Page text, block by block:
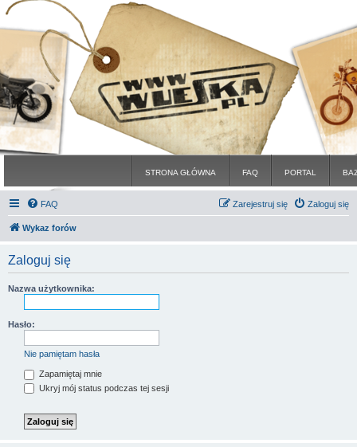
STRONA GŁÓWNA FAQ PORTAL
FAQ Zaloguj się
Zarejestruj się
Wykaz forów
Zaloguj się
Nazwa użytkownika:
Hasło:
Nie pamiętam hasła
Zapamiętaj mnie
Ukryj mój status podczas tej sesji